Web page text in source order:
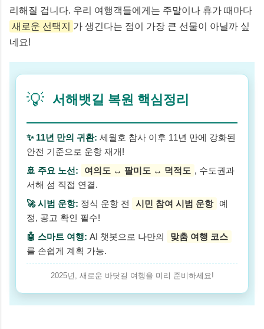
리해질 겁니다. 우리 여행객들에게는 주말이나 휴가 때마다
새로운 선택지
가 생긴다는 점이 가장 큰 선물이 아닐까 싶
네요!
💡 서해뱃길 복원 핵심정리
✨ 11년 만의 귀환: 세월호 참사 이후 11년 만에 강화된
안전 기준으로 운항 재개!
🚢 주요 노선:
여의도 ↔ 팔미도 ↔ 덕적도 , 수도권과
서해 섬 직접 연결.
🚀 시범 운항: 정식 운항 전 시민 참여 시범 운항
예
정, 공고 확인 필수!
🤖 스마트 여행: AI 챗봇으로 나만의
맞춤 여행 코스
를 손쉽게 계획 가능.
2025년, 새로운 바닷길 여행을 미리 준비하세요!